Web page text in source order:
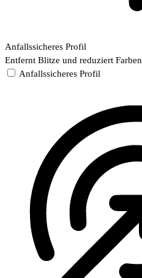
Anfallssicheres Profil
Entfernt Blitze und reduziert Farben
Anfallssicheres Profil